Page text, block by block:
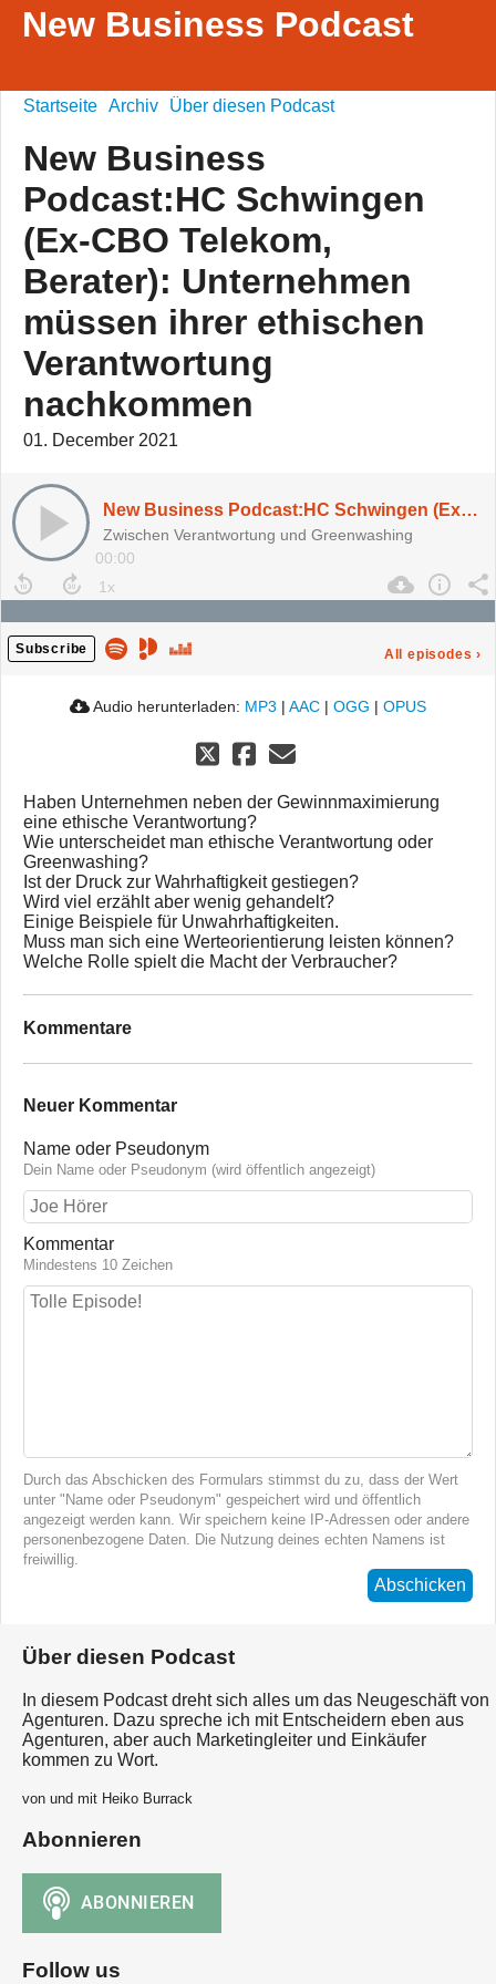
New Business Podcast
Startseite Archiv Über diesen Podcast
New Business
Podcast:HC Schwingen
(Ex-CBO Telekom,
Berater): Unternehmen
müssen ihrer ethischen
Verantwortung
nachkommen
01. December 2021
New Business Podcast:HC Schwingen (Ex-CBO Telekom, Berater): Unternehmen müssen ihrer ethischen Verantwortung nachkommen
Zwischen Verantwortung und Greenwashing
00:00
Subscribe All episodes ›
Audio herunterladen: MP3 | AAC | OGG | OPUS
Haben Unternehmen neben der Gewinnmaximierung
eine ethische Verantwortung?
Wie unterscheidet man ethische Verantwortung oder
Greenwashing?
Ist der Druck zur Wahrhaftigkeit gestiegen?
Wird viel erzählt aber wenig gehandelt?
Einige Beispiele für Unwahrhaftigkeiten.
Muss man sich eine Werteorientierung leisten können?
Welche Rolle spielt die Macht der Verbraucher?
Kommentare
Neuer Kommentar
Name oder Pseudonym
Dein Name oder Pseudonym (wird öffentlich angezeigt)
Kommentar
Mindestens 10 Zeichen
Durch das Abschicken des Formulars stimmst du zu, dass der Wert
unter "Name oder Pseudonym" gespeichert wird und öffentlich
angezeigt werden kann. Wir speichern keine IP-Adressen oder andere
personenbezogene Daten. Die Nutzung deines echten Namens ist
freiwillig.
Abschicken
Über diesen Podcast
In diesem Podcast dreht sich alles um das Neugeschäft von
Agenturen. Dazu spreche ich mit Entscheidern eben aus
Agenturen, aber auch Marketingleiter und Einkäufer
kommen zu Wort.
von und mit Heiko Burrack
Abonnieren
Follow us